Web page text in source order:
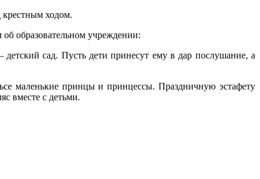
ходом.
образовательном учреждении:
сад. Пусть дети принесут ему в дар послушание, а
маленькие принцы и принцессы. Праздничную эстафету
вместе с детьми.